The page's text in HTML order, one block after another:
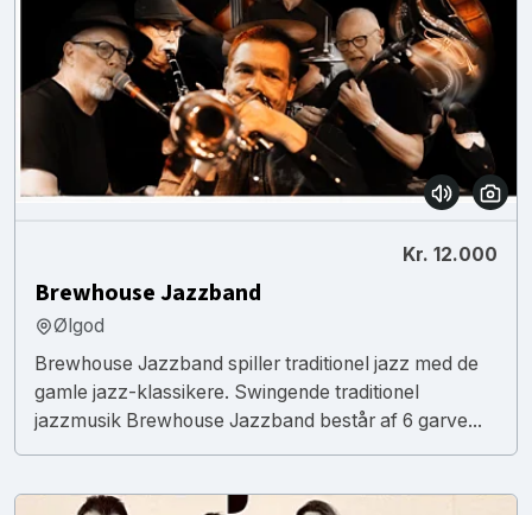
Kr. 12.000
Brewhouse Jazzband
Ølgod
Brewhouse Jazzband spiller traditionel jazz med de
gamle jazz-klassikere. Swingende traditionel
jazzmusik Brewhouse Jazzband består af 6 garve...